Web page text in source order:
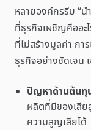
หลายองค์กรรีบ “น
ที่ธุรกิจเผชิญคืออะ
ที่ไม่สร้างมูลค่า ก
ธุรกิจอย่างชัดเจน
ปัญหาด้านต้นทุ
ผลิตที่มีของเสีย
ความสูญเสียได้